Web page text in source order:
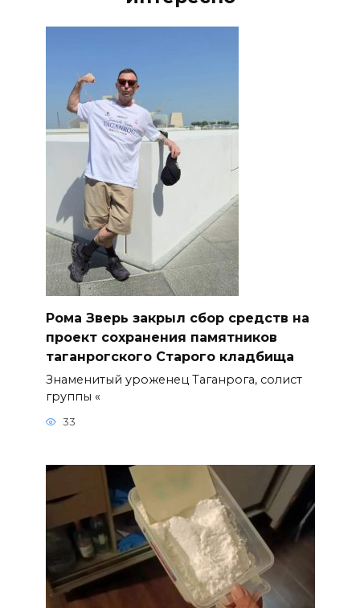
Рома Зверь закрыл сбор средств на
проект сохранения памятников
таганрогского Старого кладбища
Знаменитый уроженец Таганрога, солист
группы «
33